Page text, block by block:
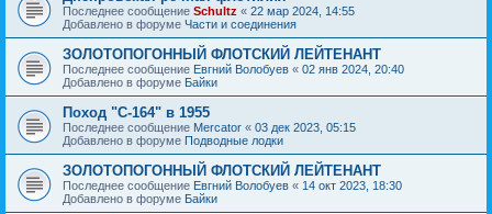
Последнее сообщение Schultz « 22 мар 2024, 14:55
Добавлено в форуме Части и соединения
ЗОЛОТОПОГОННЫЙ ФЛОТСКИЙ ЛЕЙТЕНАНТ
Последнее сообщение Евгний Волобуев « 02 янв 2024, 20:40
Добавлено в форуме Байки
Поход "С-164" в 1955
Последнее сообщение Mercator « 03 дек 2023, 05:15
Добавлено в форуме Подводные лодки
ЗОЛОТОПОГОННЫЙ ФЛОТСКИЙ ЛЕЙТЕНАНТ
Последнее сообщение Евгний Волобуев « 14 окт 2023, 18:30
Добавлено в форуме Байки